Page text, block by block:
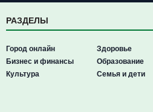
РАЗДЕЛЫ
Город онлайн
Бизнес и финансы
Культура
Здоровье
Образование
Семья и дети